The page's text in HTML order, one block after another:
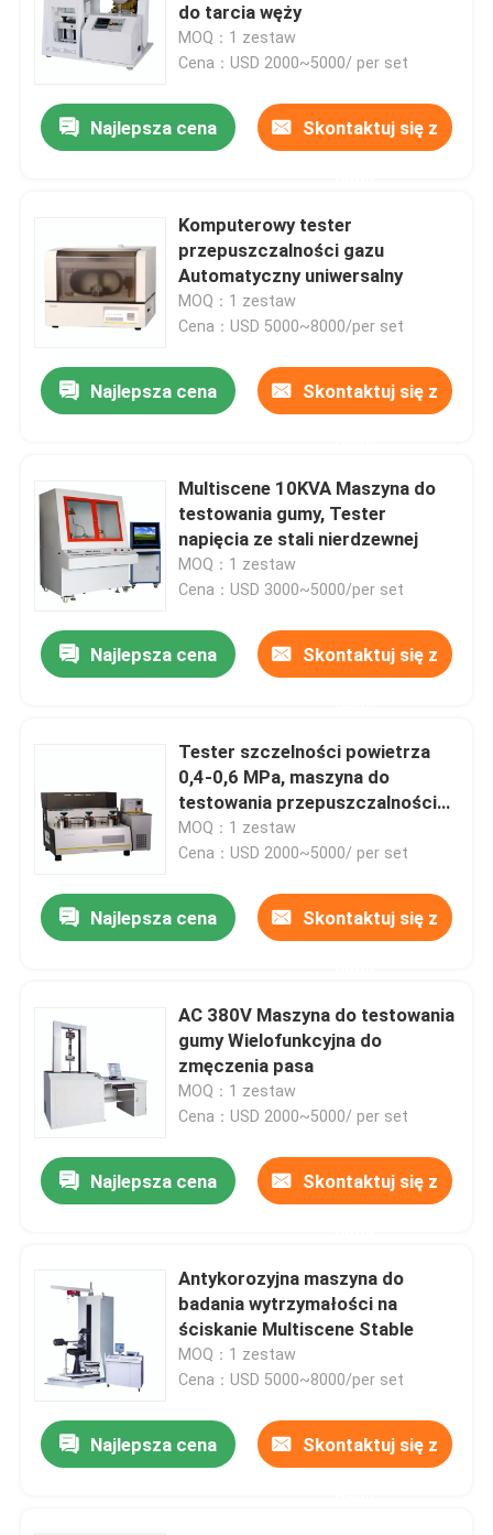
Dom
Pokaz VR
Wycieczka po fabryce
Skontaktuj się z nami
Aktualności
Maszyny do badań laboratoryjnych
Uniwersalna maszyna testująca
Maszyna do testowania środowiska
Maszyna do testowania gumy
Sprzęt do testowania samochodów
Sprzęt do testowania tworzyw sztucznych w
do tarcia węży
MOQ：1 zestaw
Cena：USD 2000~5000/ per set
Najlepsza cena Skontaktuj się z
Komputerowy tester
przepuszczalności gazu
Automatyczny uniwersalny
MOQ：1 zestaw
Cena：USD 5000~8000/per set
Najlepsza cena Skontaktuj się z
Multiscene 10KVA Maszyna do
testowania gumy, Tester
napięcia ze stali nierdzewnej
MOQ：1 zestaw
Cena：USD 3000~5000/per set
Najlepsza cena Skontaktuj się z
Tester szczelności powietrza
0,4-0,6 MPa, maszyna do
testowania przepuszczalności
powietrza Antirust
MOQ：1 zestaw
Cena：USD 2000~5000/ per set
Najlepsza cena Skontaktuj się z
AC 380V Maszyna do testowania
gumy Wielofunkcyjna do
zmęczenia pasa
MOQ：1 zestaw
Cena：USD 2000~5000/ per set
Najlepsza cena Skontaktuj się z
Antykorozyjna maszyna do
badania wytrzymałości na
ściskanie Multiscene Stable
MOQ：1 zestaw
Cena：USD 5000~8000/per set
Najlepsza cena Skontaktuj się z